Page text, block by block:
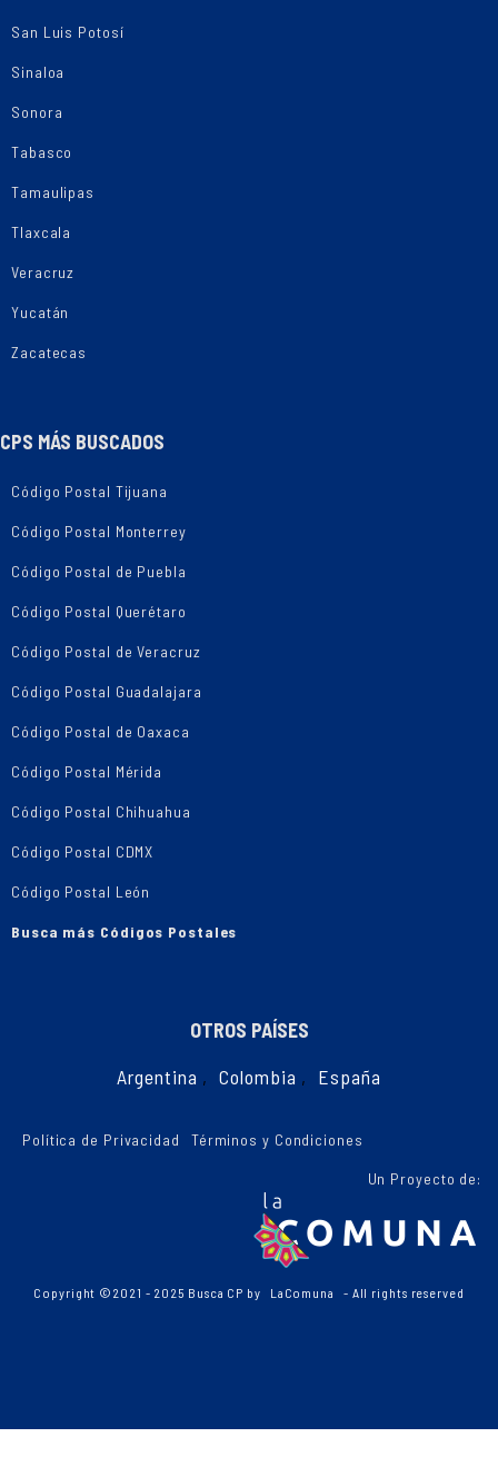
San Luis Potosí
Sinaloa
Sonora
Tabasco
Tamaulipas
Tlaxcala
Veracruz
Yucatán
Zacatecas
CPS MÁS BUSCADOS
Código Postal Tijuana
Código Postal Monterrey
Código Postal de Puebla
Código Postal Querétaro
Código Postal de Veracruz
Código Postal Guadalajara
Código Postal de Oaxaca
Código Postal Mérida
Código Postal Chihuahua
Código Postal CDMX
Código Postal León
Busca más Códigos Postales
OTROS PAÍSES
Argentina , Colombia , España
Política de Privacidad Términos y Condiciones
Un Proyecto de:
Copyright ©2021 - 2025 Busca CP by LaComuna - All rights reserved